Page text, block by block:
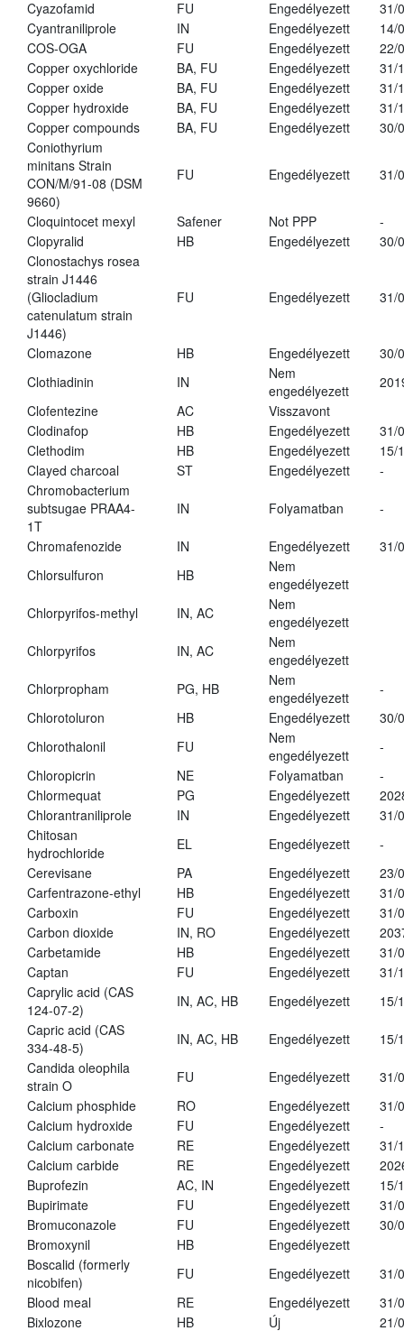
Cyazofamid
FU Engedélyezett
31/
Cyantraniliprole
IN Engedélyezett
14/
COS-OGA
FU Engedélyezett
22/
Copper oxychloride
BA, FU Engedélyezett
31/
Copper oxide
BA, FU Engedélyezett
31/
Copper hydroxide
BA, FU Engedélyezett
31/
Copper compounds
BA, FU Engedélyezett
30/
Coniothyrium
minitans Strain
CON/M/91-08 (DSM
9660)
FU Engedélyezett 31/
Cloquintocet mexyl Safener Not PPP
-
Clopyralid
HB Engedélyezett
30/
Clonostachys rosea
strain J1446
(Gliocladium
catenulatum strain
J1446)
FU Engedélyezett 31/
Clomazone HB Engedélyezett
30/
Clothiadinin
IN
Nem
engedélyezett
Clofentezine
AC
Visszavont
Clodinafop
HB Engedélyezett
31/
Clethodim
HB Engedélyezett
15/
Clayed charcoal
ST Engedélyezett
-
Chromobacterium
subtsugae PRAA4-
1T
IN Folyamatban -
Chromafenozide IN Engedélyezett
31/
Chlorsulfuron
HB
Nem
engedélyezett
Chlorpyrifos-methyl
IN, AC
Nem
engedélyezett
Chlorpyrifos
IN, AC
Nem
engedélyezett
Chlorpropham
PG, HB
Nem
engedélyezett
-
Chlorotoluron
HB Engedélyezett
30/
Chlorothalonil
FU
Nem
engedélyezett
-
Chloropicrin
NE Folyamatban
-
Chlormequat
PG Engedélyezett
Chlorantraniliprole
IN Engedélyezett
31/
Chitosan
hydrochloride
EL Engedélyezett
-
Cerevisane
PA Engedélyezett
23/
Carfentrazone-ethyl
HB Engedélyezett
31/
Carboxin
FU Engedélyezett
31/
Carbon dioxide
IN, RO Engedélyezett
Carbetamide
HB Engedélyezett
31/
Captan
FU Engedélyezett
31/
Caprylic acid (CAS
124-07-2)
IN, AC, HB Engedélyezett
15/
Capric acid (CAS
334-48-5)
IN, AC, HB Engedélyezett
15/
Candida oleophila
strain O
FU Engedélyezett
31/
Calcium phosphide
RO Engedélyezett
31/
Calcium hydroxide
FU Engedélyezett
-
Calcium carbonate
RE Engedélyezett
31/
Calcium carbide
RE Engedélyezett
Buprofezin
AC, IN Engedélyezett
15/
Bupirimate
FU Engedélyezett
31/
Bromuconazole
FU Engedélyezett
30/
Bromoxynil
HB
Engedélyezett
Boscalid (formerly
nicobifen)
FU Engedélyezett
31/
Blood meal
RE Engedélyezett
31/
Bixlozone
HB Új 21/